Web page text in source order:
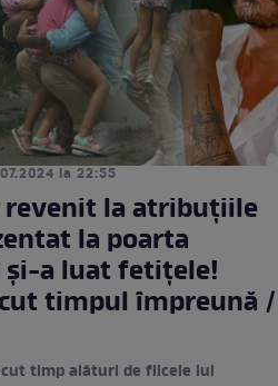
la 22:55
revenit la atribuțiile
la poarta
și-a luat fetițele!
timpul împreună /
timp alături de fiicele lui